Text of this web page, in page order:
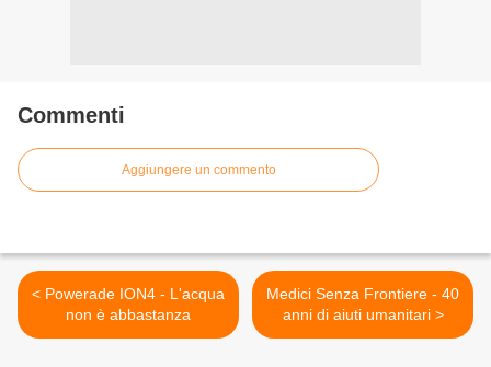
Commenti
Aggiungere un commento
< Powerade ION4 - L'acqua
non è abbastanza
Medici Senza Frontiere - 40
anni di aiuti umanitari >